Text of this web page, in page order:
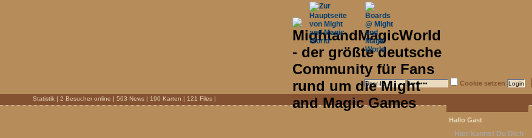
Cookie setzen
Hallo Gast
Hier kannst Du Dich
Statistik | 2 Besucher online | 563 News | 190 Karten | 121 Files |